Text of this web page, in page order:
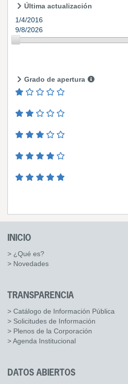
Última actualización
1/4/2016
9/8/2026
Grado de apertura
INICIO
> ¿Qué es?
> Novedades
TRANSPARENCIA
> Catálogo de Información Pública
> Solicitudes de Información
> Plenos de la Corporación
> Agenda Institucional
DATOS ABIERTOS